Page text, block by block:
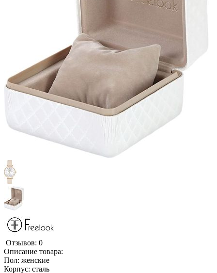
Отзывов: 0
Описание товара:
Пол: женские
Корпус: сталь